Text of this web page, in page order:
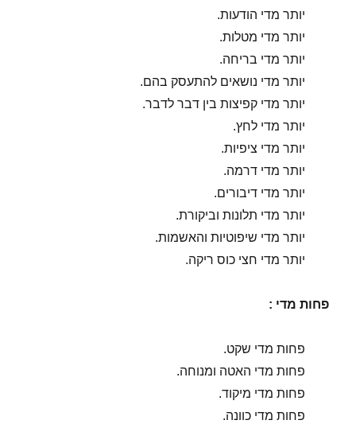
יותר מדי הודעות.
יותר מדי מטלות.
יותר מדי בריחה.
יותר מדי נושאים להתעסק בהם.
יותר מדי קפיצות בין דבר לדבר.
יותר מדי לחץ.
יותר מדי ציפיות.
יותר מדי דרמה.
יותר מדי דיבורים.
יותר מדי תלונות וביקורת.
יותר מדי שיפוטיות והאשמות.
יותר מדי חצי כוס ריקה.
פחות מדי :
פחות מדי שקט.
פחות מדי האטה ומנוחה.
פחות מדי מיקוד.
פחות מדי כוונה.